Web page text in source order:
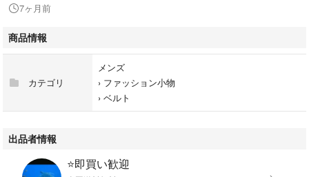
で フォーマル、カジュアルなどのシーンでご活用いただけます。
✅【簡単⾧さ調節可能】ベルトの裏に間隔約５ｍｍの溝（レール）で微調
整できます。ベルトの裏に溝（レール）があり、その部分をバックルで挟
み込みロックする仕組み。ベルトわ、緩める際はバックルを持ち上げる事
で、ロックが簡単に解除されます。 穴がない事によって固定点周辺の革
がヘタレないのが嬉しいポイント。
✅【サイズ100】新品状態でウエストサイズ最大約100cmまで対応可能。
7ヶ月前
商品情報
カテゴリ
メンズ
› ファッション小物
› ベルト
出品者情報
⭐️即買い歓迎